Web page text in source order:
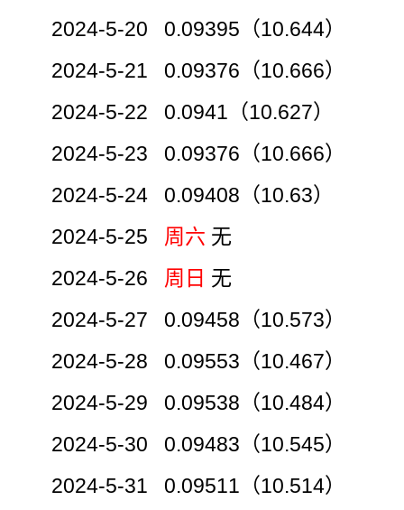
2024-5-20 0.09395（10.644）
2024-5-21 0.09376（10.666）
2024-5-22 0.0941（10.627）
2024-5-23 0.09376（10.666）
2024-5-24 0.09408（10.63）
2024-5-25 周六 无
2024-5-26 周日 无
2024-5-27 0.09458（10.573）
2024-5-28 0.09553（10.467）
2024-5-29 0.09538（10.484）
2024-5-30 0.09483（10.545）
2024-5-31 0.09511（10.514）